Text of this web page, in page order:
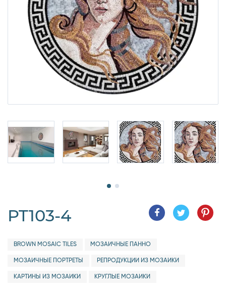
PT103-4
BROWN MOSAIC TILES МОЗАИЧНЫЕ ПАННО
МОЗАИЧНЫЕ ПОРТРЕТЫ РЕПРОДУКЦИИ ИЗ МОЗАИКИ
КАРТИНЫ ИЗ МОЗАИКИ КРУГЛЫЕ МОЗАИКИ